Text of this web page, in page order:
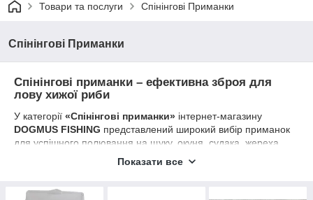
Товари та послуги Спінінгові Приманки
Спінінгові Приманки
Спінінгові приманки – ефективна зброя для
лову хижої риби
У категорії «Спінінгові приманки» інтернет-магазину
DOGMUS FISHING представлений широкий вибір приманок
для успішного полювання на щуку, окуня, судака, жереха,
головня та інших хижаків. Тут ви знайдете моделі для будь-
Показати все